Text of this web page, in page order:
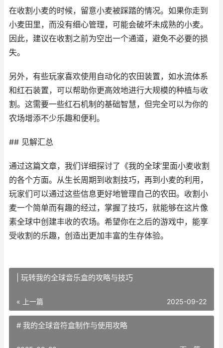
在收割小麦的时候，留意小麦被踩踏的情况。如果你走到
小麦田里，而没有细心管理，可能会破坏未成熟的小麦。
因此，建议在收割之前为空出一个通道，避免不必要的损
失。
另外，有些玩家喜欢使用自动化的农田装置，如水流体系
和红石装置，可以帮助你更高效地进行大规模的种植与收
割。这需要一些红石机制的基础智慧，但完全可以为你的
农场增添不少乐趣和便利。
## 见解汇总
通过这篇文章，我们详细探讨了《我的全球’里面小麦收割
的各个方面。从生长周期到收割技巧，再到小麦的利用，
玩家们可以通过这些信息更好地管理自己的农田。收割小
麦一个简单而有趣的经过，掌握了技巧，就能够在这片像
素全球中创建丰收的农场。希望你在之后的游戏中，能享
受收割的乐趣，创造出更加丰富的生存体验。
| 玩转我的全球音乐盒的攻略与技巧
« 上一篇 2025-09-22
# 我的全球音符盒制作与使用攻略